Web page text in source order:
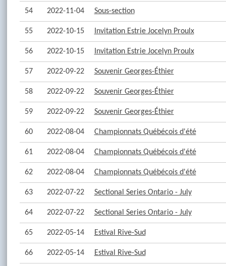
54 2022-11-04 Sous-section
55 2022-10-15 Invitation Estrie Jocelyn Proulx
56 2022-10-15 Invitation Estrie Jocelyn Proulx
57 2022-09-22 Souvenir Georges-Éthier
58 2022-09-22 Souvenir Georges-Éthier
59 2022-09-22 Souvenir Georges-Éthier
60 2022-08-04 Championnats Québécois d'été
61 2022-08-04 Championnats Québécois d'été
62 2022-08-04 Championnats Québécois d'été
63 2022-07-22 Sectional Series Ontario - July
64 2022-07-22 Sectional Series Ontario - July
65 2022-05-14 Estival Rive-Sud
66 2022-05-14 Estival Rive-Sud